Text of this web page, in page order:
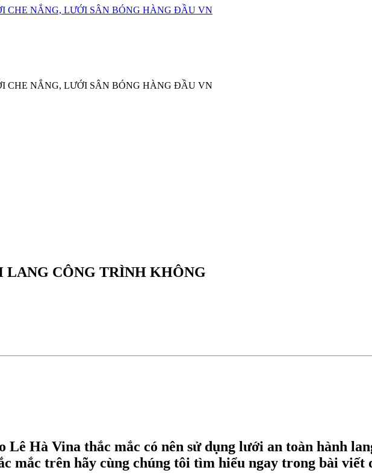
LANG CÔNG TRÌNH KHÔNG
Lê Hà Vina thắc mắc có nên sử dụng lưới an toàn hành
mắc trên hãy cùng chúng tôi tìm hiểu ngay trong bài viết